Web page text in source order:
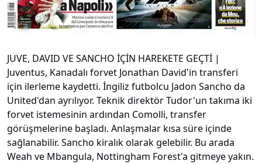
JUVE, DAVID VE SANCHO İÇİN HAREKETE GEÇTİ |
Juventus, Kanadalı forvet Jonathan David'in transferi
için ilerleme kaydetti. İngiliz futbolcu Jadon Sancho da
United'dan ayrılıyor. Teknik direktör Tudor'un takıma iki
forvet istemesinin ardından Comolli, transfer
görüşmelerine başladı. Anlaşmalar kısa süre içinde
sağlanabilir. Sancho kiralık olarak gelebilir. Bu arada
Weah ve Mbangula, Nottingham Forest'a gitmeye yakın.